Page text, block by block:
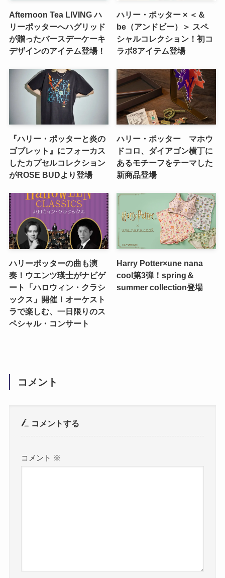
Afternoon Tea LIVING ハ
リーポッターへハグリッド
が贈ったバースデーケーキ
デザインのアイテム登場！
ハリー・ポッター × ＜＆
be（アンドビー）＞ スペ
シャルコレクション！初コ
ラボ8アイテム登場
『ハリー・ポッターと炎の
ゴブレット』にフォーカス
したカプセルコレクション
がROSE BUDより登場
ハリー・ポッター マホウ
ドコロ、ダイアゴン横丁に
あるモチーフをテーマした
新商品登場
ハリーポッターの曲も演
奏！ウエンツ瑛士がナビゲ
ート「ハロウィン・クラシ
ックス」開催！オーケスト
ラで楽しむ、一日限りのス
ペシャル・コンサート
Harry Potter×une nana
cool第3弾！spring＆
summer collection登場
コメント
コメントする
コメント ※